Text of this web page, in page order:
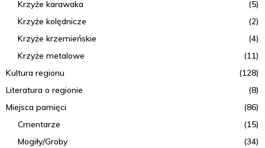
Krzyże karawaka
(5)
Krzyże kolędnicze
(2)
Krzyże krzemieńskie
(4)
Krzyże metalowe
(11)
Kultura regionu
(128)
Literatura o regionie
(8)
Miejsca pamięci
(86)
Cmentarze
(15)
Mogiły/Groby
(34)